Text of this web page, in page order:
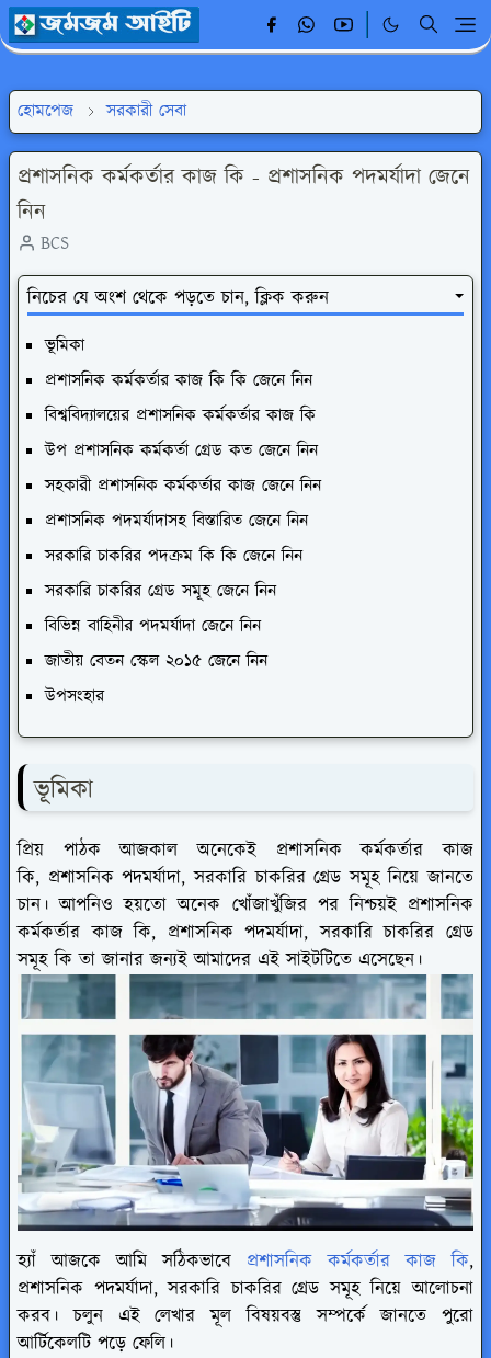
হোমপেজ সরকারী সেবা
প্রশাসনিক কর্মকর্তার কাজ কি - প্রশাসনিক পদমর্যাদা জেনে
নিন
BCS
নিচের যে অংশ থেকে পড়তে চান, ক্লিক করুন
ভূমিকা
প্রশাসনিক কর্মকর্তার কাজ কি কি জেনে নিন
বিশ্ববিদ্যালয়ের প্রশাসনিক কর্মকর্তার কাজ কি
উপ প্রশাসনিক কর্মকর্তা গ্রেড কত জেনে নিন
সহকারী প্রশাসনিক কর্মকর্তার কাজ জেনে নিন
প্রশাসনিক পদমর্যাদাসহ বিস্তারিত জেনে নিন
সরকারি চাকরির পদক্রম কি কি জেনে নিন
সরকারি চাকরির গ্রেড সমূহ জেনে নিন
বিভিন্ন বাহিনীর পদমর্যাদা জেনে নিন
জাতীয় বেতন স্কেল ২০১৫ জেনে নিন
উপসংহার
ভূমিকা
প্রিয় পাঠক আজকাল অনেকেই প্রশাসনিক কর্মকর্তার কাজ
কি, প্রশাসনিক পদমর্যাদা, সরকারি চাকরির গ্রেড সমূহ নিয়ে জানতে
চান। আপনিও হয়তো অনেক খোঁজাখুঁজির পর নিশ্চয়ই প্রশাসনিক
কর্মকর্তার কাজ কি, প্রশাসনিক পদমর্যাদা, সরকারি চাকরির গ্রেড
সমূহ কি তা জানার জন্যই আমাদের এই সাইটটিতে এসেছেন।
হ্যাঁ আজকে আমি সঠিকভাবে প্রশাসনিক কর্মকর্তার কাজ কি,
প্রশাসনিক পদমর্যাদা, সরকারি চাকরির গ্রেড সমূহ নিয়ে আলোচনা
করব। চলুন এই লেখার মূল বিষয়বস্তু সম্পর্কে জানতে পুরো
আর্টিকেলটি পড়ে ফেলি।